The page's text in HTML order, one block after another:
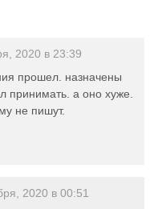
2020 в 23:39
прошел. назначены
принимать. а оно хуже.
не пишут.
2020 в 00:51